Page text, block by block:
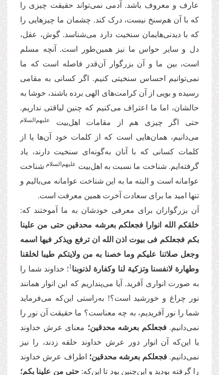
عارف و معروف باشد. آدمی نمی‌تواند حقیقت چیزی را
که با آن هم‌سنخ نیست، درک کند. چشمان ما چیزهایی را
که با دیدنی‌هایمان سنخیت دارد می‌شناسد. گوش، عقل،
دل و سایر حواس ما نیز همین‌طور است. آنچه مسلم
است، بین ما و آن بزرگوار آن‌قدر فاصله است که ما
نمی‌توانیم احساس سنخیتی کنیم. اگر کسانی به مقامی
رسیده و بویی از آن کرامت‌های الهی برده باشند، خوشا به
حالشان، اما ما اعتراف می‌کنیم که چنین لیاقتی نداریم.
حتی اگر چیزی هم از مقامات اهل‌بیت
علیهم‌السلام
می‌دانیم، همان‌هایی است که از کلمات خود آن‌ها یا از
کلمات کسانی که با آنان به‌گونه‌ای سنخیت دارند، یاد
گرفته‌ایم. شناخت ما نسبت به اهل‌بیت علیهم‌السلامشناخت
عوامانه است و البته ما به این شناخت عوامانه می‌بالیم و
تنها امید ما برای سعادت آخرت همین معرفت است.
آن بزرگواران برای معرفی خودشان به ما آموختند که:
خلقکم الله انوارا فجعلکم بعرشه محدقین حتی من علینا
بکم فجعلکم فی بیوت اذن الله ان ترفع ویذکر فیها اسمه
وجعل صلاتنا علیکم وما خصنا به من ولایتکم طیبا لخلقنا
وطهارة لانفسنا وتزکیة لنا وکفارة لذنوبنا1؛ خداوند شما را
به صورت انواری آفرید. آیا می‌پنداریم که این انوار همانند
نور چراغ و خورشید است؟! به‌راستی این‌که می‌فرماید
شما را نور آفریدیم، به چه معناست؟ ما حقیقت آن نور را
نمی‌دانیم.فجعلکم بعرشه محدقین؛ معنای عرش خداوند
یا این‌که آن انوار دور عرش خداوند حلقه زدند، را نیز
نمی‌دانیم.فجعلکم بعرشه محدقین؛ اطراف عرش خداوند
را گرفته بودید و این‌چنین بود تا این‌که:حتی من علینا بکم؛